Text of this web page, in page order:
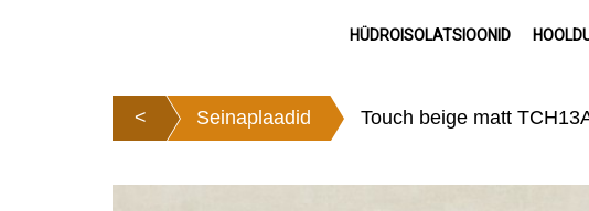
HÜDROISOLATSIOONID
< Seinaplaadid Touch beige matt